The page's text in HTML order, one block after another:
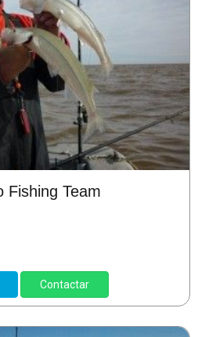
Fishing Team
Contactar